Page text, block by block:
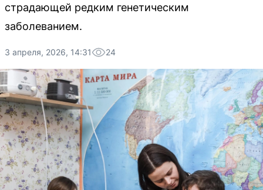
страдающей редким генетическим
заболеванием.
3 апреля, 2026, 14:31 24